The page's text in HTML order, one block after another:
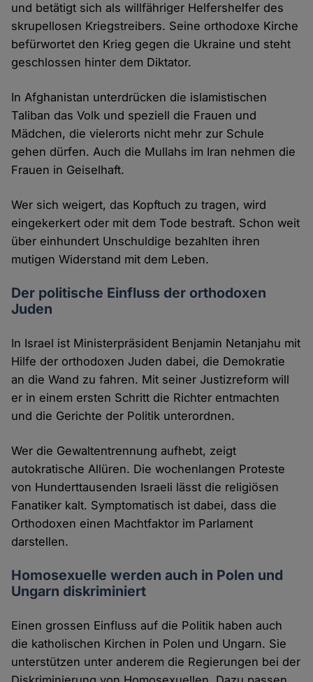
und betätigt sich als willfähriger Helfershelfer des
skrupellosen Kriegstreibers. Seine orthodoxe Kirche
befürwortet den Krieg gegen die Ukraine und steht
geschlossen hinter dem Diktator.
In Afghanistan unterdrücken die islamistischen
Taliban das Volk und speziell die Frauen und
Mädchen, die vielerorts nicht mehr zur Schule
gehen dürfen. Auch die Mullahs im Iran nehmen die
Frauen in Geiselhaft.
Wer sich weigert, das Kopftuch zu tragen, wird
eingekerkert oder mit dem Tode bestraft. Schon weit
über einhundert Unschuldige bezahlten ihren
mutigen Widerstand mit dem Leben.
Der politische Einfluss der orthodoxen
Juden
In Israel ist Ministerpräsident Benjamin Netanjahu mit
Hilfe der orthodoxen Juden dabei, die Demokratie
an die Wand zu fahren. Mit seiner Justizreform will
er in einem ersten Schritt die Richter entmachten
und die Gerichte der Politik unterordnen.
Wer die Gewaltentrennung aufhebt, zeigt
autokratische Allüren. Die wochenlangen Proteste
von Hunderttausenden Israeli lässt die religiösen
Fanatiker kalt. Symptomatisch ist dabei, dass die
Orthodoxen einen Machtfaktor im Parlament
darstellen.
Homosexuelle werden auch in Polen und
Ungarn diskriminiert
Einen grossen Einfluss auf die Politik haben auch
die katholischen Kirchen in Polen und Ungarn. Sie
unterstützen unter anderem die Regierungen bei der